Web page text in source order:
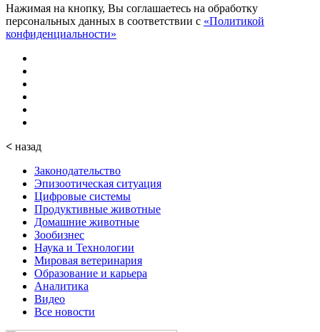
Нажимая на кнопку, Вы соглашаетесь на обработку
персональных данных в соответствии с «Политикой
конфиденциальности»
< назад
Законодательство
Эпизоотическая ситуация
Цифровые системы
Продуктивные животные
Домашние животные
Зообизнес
Наука и Технологии
Мировая ветеринария
Образование и карьера
Аналитика
Видео
Все новости